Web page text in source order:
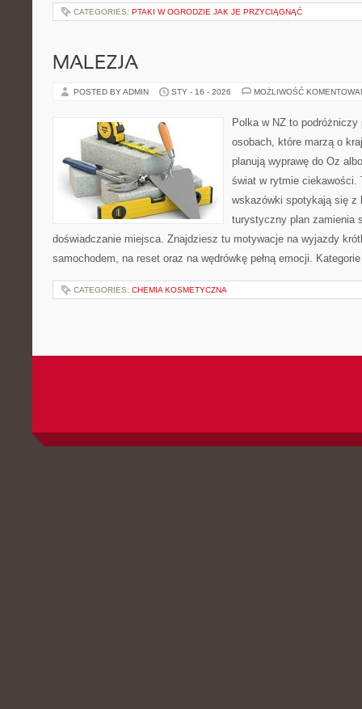
CATEGORIES: PTAKI W OGRODZIE JAK JE PRZYCIĄGNĄĆ
MALEZJA
POSTED BY ADMIN STY - 16 - 2026 MOŻLIWOŚĆ
Polka w NZ to
osobach, które marzą o
planują wyprawę do Oz
świat w rytmie ciekawości.
wskazówki spotykają się z
turystyczny plan zamienia
doświadczanie miejsca. Znajdziesz tu motywacje na wyjazdy
samochodem, na reset oraz na wędrówkę pełną emocji.
CATEGORIES: CHEMIA KOSMETYCZNA